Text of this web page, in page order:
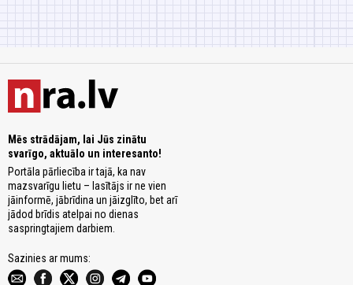
Mēs strādājam, lai Jūs zinātu
svarīgo, aktuālo un interesanto!
Portāla pārliecība ir tajā, ka nav
mazsvarīgu lietu – lasītājs ir ne vien
jāinformē, jābrīdina un jāizglīto, bet arī
jādod brīdis atelpai no dienas
saspringtajiem darbiem.
Sazinies ar mums: